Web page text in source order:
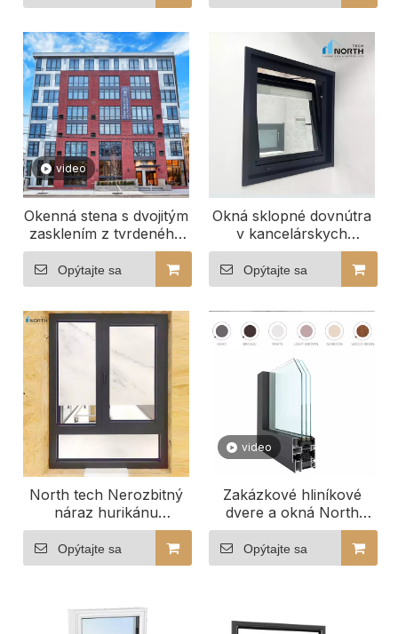
video
Okenná stena s dvojitým
zasklením z tvrdeného
skla pre budovu
Opýtajte sa
Okná sklopné dovnútra
v kancelárskych
budovách
Opýtajte sa
North tech Nerozbitný
náraz hurikánu
hliníkové okná
Opýtajte sa
video
Zakázkové hliníkové
dvere a okná North
Tech vrátane typov
veľkostí a výkonu
Opýtajte sa